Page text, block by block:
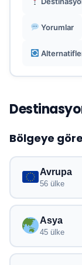
Fiziksel
Yorumlar
Bölgeye göre
Avrupa
56 ülke
Asya
45 ülke